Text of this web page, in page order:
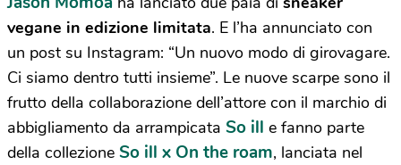
vegane in edizione limitata. E l’ha annunciato con
un post su Instagram: “Un nuovo modo di girovagare.
Ci siamo dentro tutti insieme”. Le nuove scarpe sono il
frutto della collaborazione dell’attore con il marchio di
abbigliamento da arrampicata So ill e fanno parte
della collezione So ill x On the roam, lanciata nel